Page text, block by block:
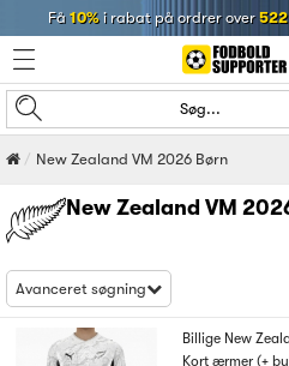
Få 10%i rabat på ordrer over
Søg...
New Zealand VM 2026 Børn
New Zealand VM
Avanceret søgning
Billige New
Kort ærmer (+